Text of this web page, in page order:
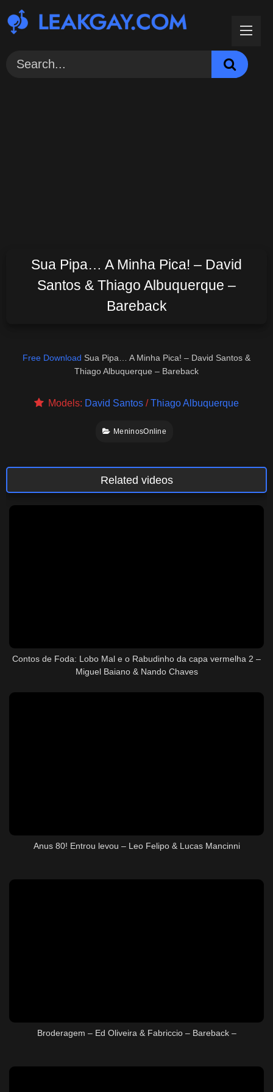
to
content
Sua Pipa… A Minha Pica! – David
Santos & Thiago Albuquerque –
Bareback
Free Download Sua Pipa… A Minha Pica! – David Santos &
Thiago Albuquerque – Bareback
Models: David Santos /Thiago Albuquerque
MeninosOnline
Related videos
Contos de Foda: Lobo Mal e o Rabudinho da capa vermelha 2 –
Miguel Baiano & Nando Chaves
Anus 80! Entrou levou – Leo Felipo & Lucas Mancinni
Broderagem – Ed Oliveira & Fabriccio – Bareback –